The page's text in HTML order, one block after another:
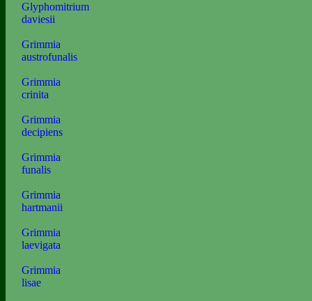
Glyphomitrium
daviesii
Grimmia
austrofunalis
Grimmia
crinita
Grimmia
decipiens
Grimmia
funalis
Grimmia
hartmanii
Grimmia
laevigata
Grimmia
lisae